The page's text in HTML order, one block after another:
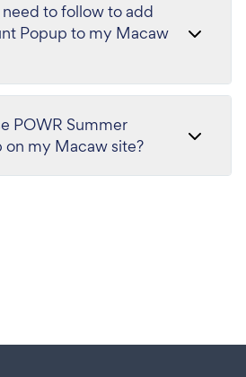
to follow to add
Popup to my Macaw
POWR Summer
on my Macaw site?